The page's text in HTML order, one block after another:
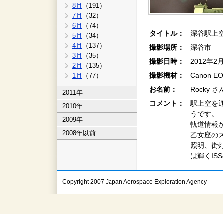
8月
（191）
7月
（32）
6月
（74）
5月
（34）
4月
（137）
3月
（35）
2月
（135）
1月
（77）
2011年
2010年
2009年
2008年以前
タイトル：
深谷駅上
撮影場所：
深谷市
撮影日時：
2012年2
撮影機材：
Canon
お名前：
Rocky さ
コメント：
駅上空を
うです。
軌道情報
乙女座の
照明、街
は輝く
Copyright 2007 Japan Aerospace Exploration Agency